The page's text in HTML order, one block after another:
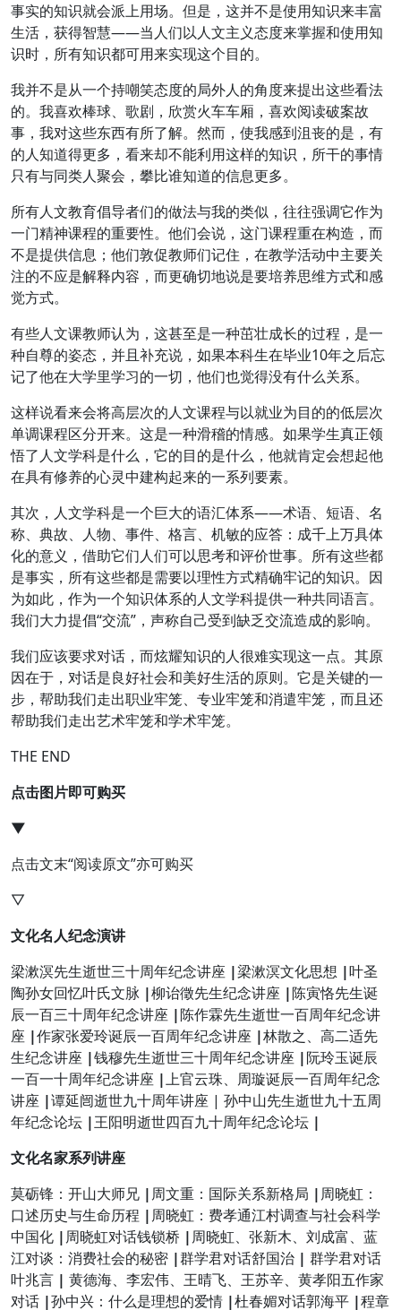
事实的知识就会派上用场。但是，这并不是使用知识来丰富
生活，获得智慧——当人们以人文主义态度来掌握和使用知
识时，所有知识都可用来实现这个目的。
我并不是从一个持嘲笑态度的局外人的角度来提出这些看法
的。我喜欢棒球、歌剧，欣赏火车车厢，喜欢阅读破案故
事，我对这些东西有所了解。然而，使我感到沮丧的是，有
的人知道得更多，看来却不能利用这样的知识，所干的事情
只有与同类人聚会，攀比谁知道的信息更多。
所有人文教育倡导者们的做法与我的类似，往往强调它作为
一门精神课程的重要性。他们会说，这门课程重在构造，而
不是提供信息；他们敦促教师们记住，在教学活动中主要关
注的不应是解释内容，而更确切地说是要培养思维方式和感
觉方式。
有些人文课教师认为，这甚至是一种茁壮成长的过程，是一
种自尊的姿态，并且补充说，如果本科生在毕业10年之后忘
记了他在大学里学习的一切，他们也觉得没有什么关系。
这样说看来会将高层次的人文课程与以就业为目的的低层次
单调课程区分开来。这是一种滑稽的情感。如果学生真正领
悟了人文学科是什么，它的目的是什么，他就肯定会想起他
在具有修养的心灵中建构起来的一系列要素。
其次，人文学科是一个巨大的语汇体系——术语、短语、名
称、典故、人物、事件、格言、机敏的应答：成千上万具体
化的意义，借助它们人们可以思考和评价世事。所有这些都
是事实，所有这些都是需要以理性方式精确牢记的知识。因
为如此，作为一个知识体系的人文学科提供一种共同语言。
我们大力提倡“交流”，声称自己受到缺乏交流造成的影响。
我们应该要求对话，而炫耀知识的人很难实现这一点。其原
因在于，对话是良好社会和美好生活的原则。它是关键的一
步，帮助我们走出职业牢笼、专业牢笼和消遣牢笼，而且还
帮助我们走出艺术牢笼和学术牢笼。
THE END
点击图片即可购买
▼
点击文末“阅读原文”亦可购买
▽
文化名人纪念演讲
梁漱溟先生逝世三十周年纪念讲座 |梁漱溟文化思想 |叶圣
陶孙女回忆叶氏文脉 |柳诒徵先生纪念讲座 |陈寅恪先生诞
辰一百三十周年纪念讲座 |陈作霖先生逝世一百周年纪念讲
座 |作家张爱玲诞辰一百周年纪念讲座 |林散之、高二适先
生纪念讲座 |钱穆先生逝世三十周年纪念讲座 |阮玲玉诞辰
一百一十周年纪念讲座 |上官云珠、周璇诞辰一百周年纪念
讲座 |谭延闿逝世九十周年讲座 | 孙中山先生逝世九十五周
年纪念论坛 |王阳明逝世四百九十周年纪念论坛 |
文化名家系列讲座
莫砺锋：开山大师兄 |周文重：国际关系新格局 |周晓虹：
口述历史与生命历程 |周晓虹：费孝通江村调查与社会科学
中国化 |周晓虹对话钱锁桥 |周晓虹、张新木、刘成富、蓝
江对谈：消费社会的秘密 |群学君对话舒国治 | 群学君对话
叶兆言 | 黄德海、李宏伟、王晴飞、王苏辛、黄孝阳五作家
对话 |孙中兴：什么是理想的爱情 |杜春媚对话郭海平 |程章